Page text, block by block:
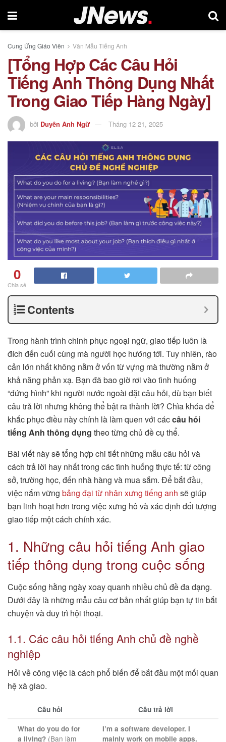
Cung Ứng Giáo Viên Văn Mẫu Tiếng Anh
[Tổng Hợp Các Câu Hỏi
Tiếng Anh Thông Dụng Nhất
Trong Giao Tiếp Hàng Ngày]
bởi Duyên Anh Ngữ Tháng 12 21, 2025
0
Chia sẻ
Contents
Trong hành trình chinh phục ngoại ngữ, giao tiếp luôn là
đích đến cuối cùng mà người học hướng tới. Tuy nhiên, rào
cản lớn nhất không nằm ở vốn từ vựng mà thường nằm ở
khả năng phản xạ. Bạn đã bao giờ rơi vào tình huống
“đứng hình” khi người nước ngoài đặt câu hỏi, dù bạn biết
câu trả lời nhưng không thể bật ra thành lời? Chìa khóa để
khắc phục điều này chính là làm quen với cáccâu hỏi
tiếng Anh thông dụng theo từng chủ đề cụ thể.
Bài viết này sẽ tổng hợp chi tiết những mẫu câu hỏi và
cách trả lời hay nhất trong các tình huống thực tế: từ công
sở, trường học, đến nhà hàng và mua sắm. Để bắt đầu,
việc nắm vững bảng đại từ nhân xưng tiếng anh sẽ giúp
bạn linh hoạt hơn trong việc xưng hô và xác định đối tượng
giao tiếp một cách chính xác.
1. Những câu hỏi tiếng Anh giao
tiếp thông dụng trong cuộc sống
Cuộc sống hằng ngày xoay quanh nhiều chủ đề đa dạng.
Dưới đây là những mẫu câu cơ bản nhất giúp bạn tự tin bắt
chuyện và duy trì hội thoại.
1.1. Các câu hỏi tiếng Anh chủ đề nghề
nghiệp
Hỏi về công việc là cách phổ biến để bắt đầu một mối quan
hệ xã giao.
Câu hỏi
Câu trả lời
What do you do for
a living? (Bạn làm
I’m a software developer. I
mainly work on mobile apps.